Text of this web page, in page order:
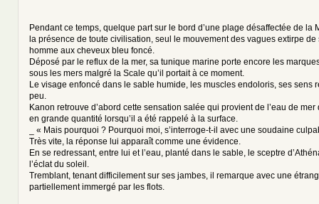
Pendant ce temps, quelque part sur le bord d’une plage désaffectée de la
la présence de toute civilisation, seul le mouvement des vagues extirpe
homme aux cheveux bleu foncé.
Déposé par le reflux de la mer, sa tunique marine porte encore les
sous les mers malgré la Scale qu’il portait à ce moment.
Le visage enfoncé dans le sable humide, les muscles endoloris, ses sens
peu.
Kanon retrouve d’abord cette sensation salée qui provient de l’eau de mer
en grande quantité lorsqu’il a été rappelé à la surface.
_ « Mais pourquoi ? Pourquoi moi, s’interroge-t-il avec une soudaine
Très vite, la réponse lui apparaît comme une évidence.
En se redressant, entre lui et l’eau, planté dans le sable, le sceptre
l’éclat du soleil.
Tremblant, tenant difficilement sur ses jambes, il remarque avec une
partiellement immergé par les flots.